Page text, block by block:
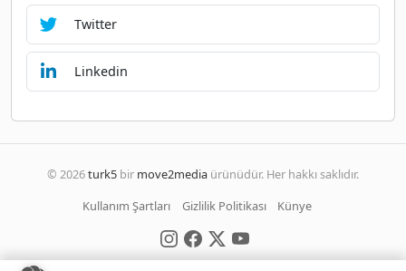
Twitter
Linkedin
© 2026turk5 bir move2media ürünüdür. Her hakkı saklıdır.
Kullanım Şartları
Gizlilik Politikası Künye